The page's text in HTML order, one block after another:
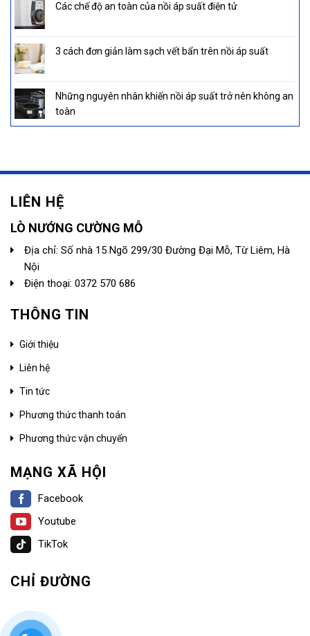
Các chế độ an toàn của nồi áp suất điện tử
3 cách đơn giản làm sạch vết bẩn trên nồi áp suất
Những nguyên nhân khiến nồi áp suất trở nên không an
toàn
LIÊN HỆ
LÒ NƯỚNG CƯỜNG MỖ
Địa chỉ: Số nhà 15 Ngõ 299/30 Đường Đại Mỗ, Từ Liêm, Hà
Nội
Điện thoại: 0372 570 686
THÔNG TIN
Giới thiệu
Liên hệ
Tin tức
Phương thức thanh toán
Phương thức vận chuyển
MẠNG XÃ HỘI
Facebook
Youtube
TikTok
CHỈ ĐƯỜNG